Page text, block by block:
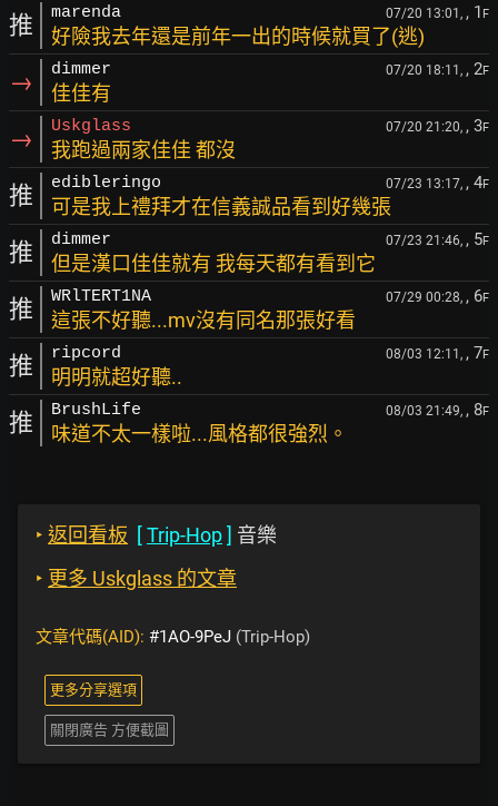
推 marenda 07/20 13:01, , 1 F
好險我去年還是前年一出的時候就買了(逃)
→ dimmer 07/20 18:11, , 2F
佳佳有
→ Uskglass 07/20 21:20, , 3F
我跑過兩家佳佳 都沒
推 edibleringo 07/23 13:17, , 4F
可是我上禮拜才在信義誠品看到好幾張
推 dimmer 07/23 21:46, , 5F
但是漢口佳佳就有 我每天都有看到它
推 WRlTERT1NA 07/29 00:28, , 6F
這張不好聽...mv沒有同名那張好看
推 ripcord 08/03 12:11, , 7F
明明就超好聽..
推 BrushLife 08/03 21:49, , 8F
味道不太一樣啦...風格都很強烈。
‣ 返回看板 [Trip-Hop] 音樂
‣ 更多 Uskglass 的文章
文章代碼(AID): #1AO-9PeJ (Trip-Hop)
更多分享選項
關閉廣告 方便截圖